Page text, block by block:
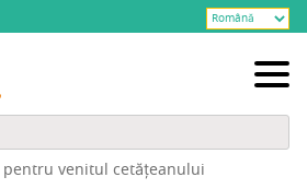
veni­tul cetățeanului